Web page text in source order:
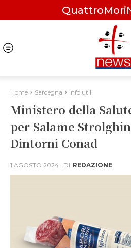
Home Sardegna Info utili
Ministero della
per Salame
Dintorni Conad
1 AGOSTO 2024 DI REDAZIONE